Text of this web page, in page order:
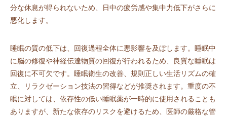
分な休息が得られないため、日中の疲労感や集中力低下がさらに
悪化します。
睡眠の質の低下は、回復過程全体に悪影響を及ぼします。睡眠中
に脳の修復や神経伝達物質の回復が行われるため、良質な睡眠は
回復に不可欠です。睡眠衛生の改善、規則正しい生活リズムの確
立、リラクゼーション技法の習得などが推奨されます。重度の不
眠に対しては、依存性の低い睡眠薬が一時的に使用されることも
ありますが、新たな依存のリスクを避けるため、医師の厳格な管